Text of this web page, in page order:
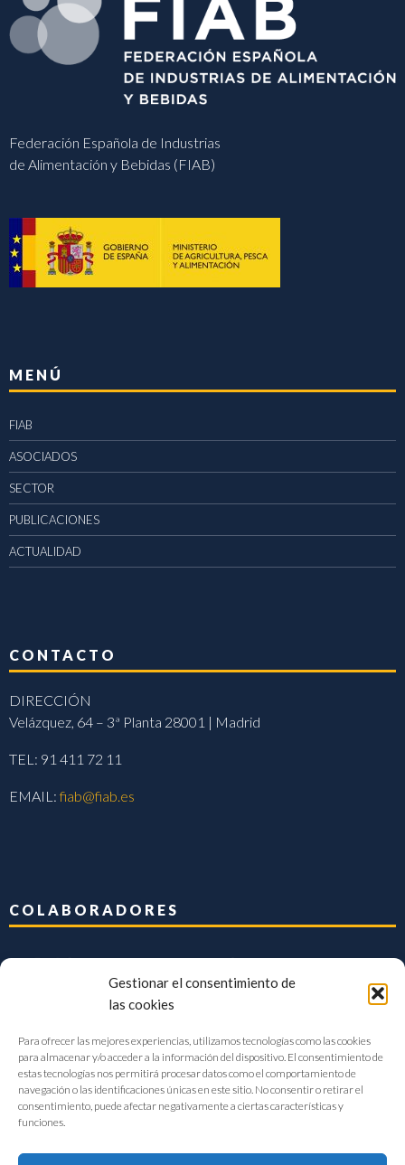
Gestionar el consentimiento de
las cookies
Para ofrecer las mejores experiencias, utilizamos tecnologías como las cookies
para almacenar y/o acceder a la información del dispositivo. El consentimiento de
estas tecnologías nos permitirá procesar datos como el comportamiento de
navegación o las identificaciones únicas en este sitio. No consentir o retirar el
consentimiento, puede afectar negativamente a ciertas características y
funciones.
Federación Española de Industrias
de Alimentación y Bebidas (FIAB)
MENÚ
FIAB
ASOCIADOS
SECTOR
PUBLICACIONES
ACTUALIDAD
CONTACTO
DIRECCIÓN
Velázquez, 64 – 3ª Planta 28001 | Madrid
TEL: 91 411 72 11
EMAIL:fiab@fiab.es
COLABORADORES